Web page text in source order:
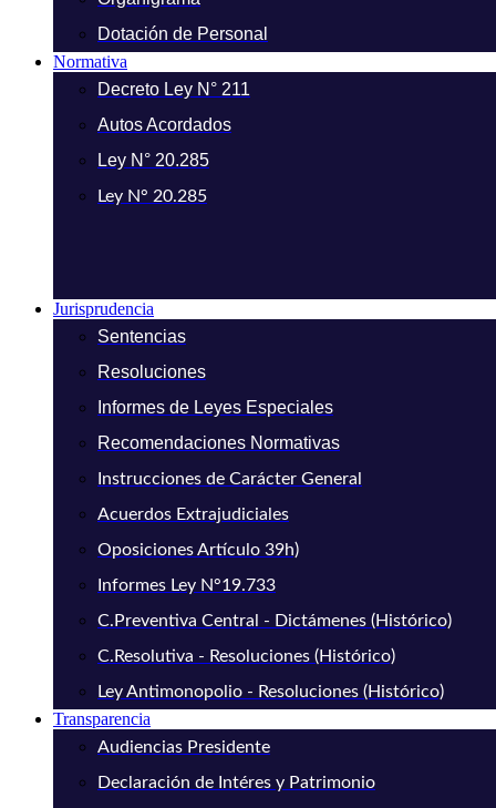
Dotación de Personal
Normativa
Decreto Ley N° 211
Autos Acordados
Ley N° 20.285
Ley N° 20.285
Jurisprudencia
Sentencias
Resoluciones
Informes de Leyes Especiales
Recomendaciones Normativas
Instrucciones de Carácter General
Acuerdos Extrajudiciales
Oposiciones Artículo 39h)
Informes Ley N°19.733
C.Preventiva Central - Dictámenes (Histórico)
C.Resolutiva - Resoluciones (Histórico)
Ley Antimonopolio - Resoluciones (Histórico)
Transparencia
Audiencias Presidente
Declaración de Intéres y Patrimonio